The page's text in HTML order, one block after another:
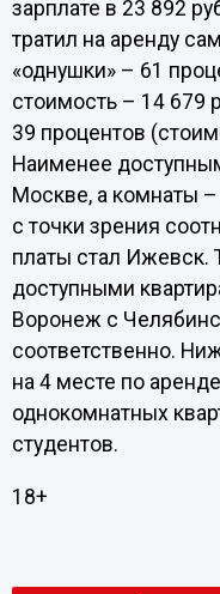
зарплате в 23 892
тратил на аренду
«однушки» – 61
стоимость – 14 679
39 процентов
Наименее
Москве, а комнаты
с точки зрения
платы стал Ижевск.
доступными
Воронеж с
соответственно.
на 4 месте по
однокомнатных
студентов.
18+